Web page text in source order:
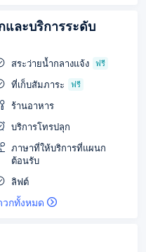
และบริการระดับ
สระว่ายน้ำกลางแจ้ง ฟรี
ที่เก็บสัมภาระ ฟรี
ร้านอาหาร
บริการโทรปลุก
ภาษาที่ให้บริการที่แผนก
ต้อนรับ
ลิฟต์
กทั้งหมด